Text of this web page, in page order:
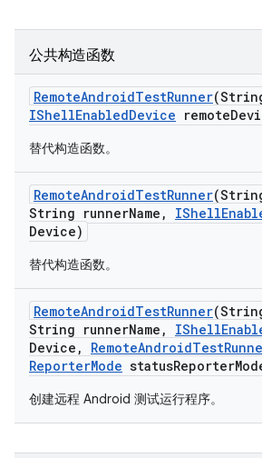
公共构造函数
RemoteAndroidTestRunner
IShellEnabledDevice remote
替代构造函数。
RemoteAndroidTestRunner
String runnerName , IShell
Device)
替代构造函数。
RemoteAndroidTestRunner
String runnerName , IShell
Device , RemoteAndroidTest
ReporterMode statusReporter
创建远程 Android 测试运行程序。